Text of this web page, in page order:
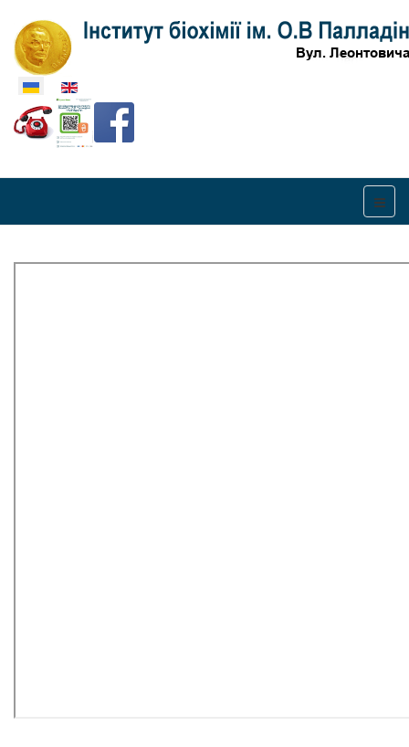
Оберіть свою мову